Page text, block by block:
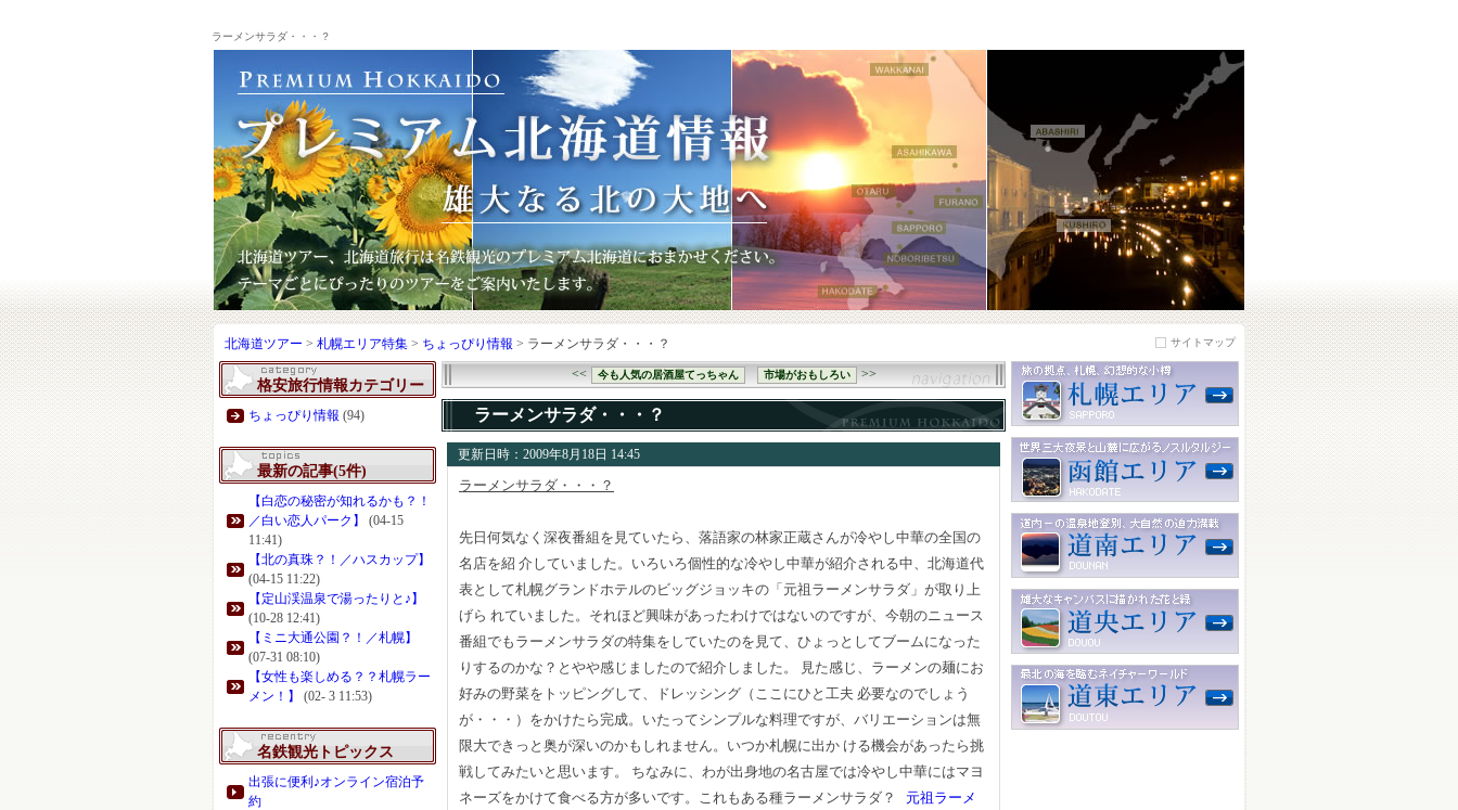
ラーメンサラダ・・・？
北海道ツアー > 札幌エリア特集 > ちょっぴり情報 > ラーメンサラダ・・・？ サイトマップ
格安旅行情報カテゴリー
ちょっぴり情報 (94)
最新の記事(5件)
【白恋の秘密が知れるかも？！
／白い恋人パーク】
(04-15
11:41)
【北の真珠？！／ハスカップ】
(04-15 11:22)
【定山渓温泉で湯ったりと♪】
(10-28 12:41)
【ミニ大通公園？！／札幌】
(07-31 08:10)
【女性も楽しめる？？札幌ラー
メン！】
(02- 3 11:53)
名鉄観光トピックス
出張に便利♪オンライン宿泊予
約
<< 今も人気の居酒屋てっちゃん 市場がおもしろい >>
ラーメンサラダ・・・？
更新日時：2009年8月18日 14:45
ラーメンサラダ・・・？
先日何気なく深夜番組を見ていたら、落語家の林家正蔵さんが冷やし中華の全国の
名店を紹 介していました。いろいろ個性的な冷やし中華が紹介される中、北海道代
表として札幌グランドホテルのビッグジョッキの「元祖ラーメンサラダ」が取り上
げら れていました。それほど興味があったわけではないのですが、今朝のニュース
番組でもラーメンサラダの特集をしていたのを見て、ひょっとしてブームになった
りするのかな？とやや感じましたので紹介しました。
見た感じ、ラーメンの麺にお
好みの野菜をトッピングして、ドレッシング（ここにひと工夫 必要なのでしょう
が・・・）をかけたら完成。いたってシンプルな料理ですが、バリエーションは無
限大できっと奥が深いのかもしれません。いつか札幌に出か ける機会があったら挑
戦してみたいと思います。
ちなみに、わが出身地の名古屋では冷やし中華にはマヨ
ネーズをかけて食べる方が多いです。これもある種ラーメンサラダ？
元祖ラーメ